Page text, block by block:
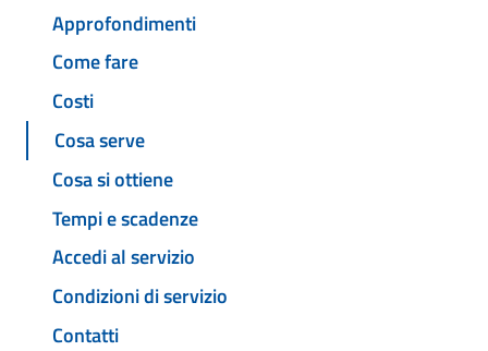
Approfondimenti
Come fare
Costi
Cosa serve
Cosa si ottiene
Tempi e scadenze
Accedi al servizio
Condizioni di servizio
Contatti